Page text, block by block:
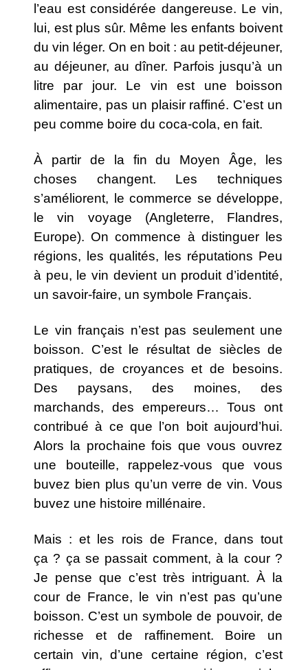
l’eau est considérée dangereuse. Le vin,
lui, est plus sûr. Même les enfants boivent
du vin léger. On en boit : au petit-déjeuner,
au déjeuner, au dîner. Parfois jusqu’à un
litre par jour. Le vin est une boisson
alimentaire, pas un plaisir raffiné. C’est un
peu comme boire du coca-cola, en fait.
À partir de la fin du Moyen Âge, les
choses changent. Les techniques
s’améliorent, le commerce se développe,
le vin voyage (Angleterre, Flandres,
Europe). On commence à distinguer les
régions, les qualités, les réputations Peu
à peu, le vin devient un produit d’identité,
un savoir-faire, un symbole Français.
Le vin français n’est pas seulement une
boisson. C’est le résultat de siècles de
pratiques, de croyances et de besoins.
Des paysans, des moines, des
marchands, des empereurs… Tous ont
contribué à ce que l’on boit aujourd’hui.
Alors la prochaine fois que vous ouvrez
une bouteille, rappelez-vous que vous
buvez bien plus qu’un verre de vin. Vous
buvez une histoire millénaire.
Mais : et les rois de France, dans tout
ça ? ça se passait comment, à la cour ?
Je pense que c’est très intriguant. À la
cour de France, le vin n’est pas qu’une
boisson. C’est un symbole de pouvoir, de
richesse et de raffinement. Boire un
certain vin, d’une certaine région, c’est